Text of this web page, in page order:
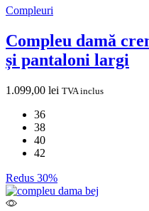
Compleuri
Compleu damă
și pantaloni largi
1.099,00 lei TVA inclus
36
38
40
42
Redus 30%